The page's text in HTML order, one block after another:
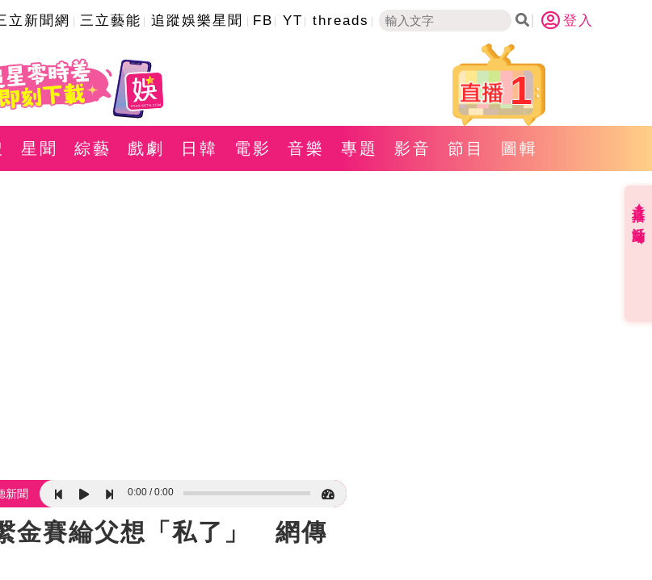
立新聞網 三立藝能 追蹤娛樂星聞 FB YT threads 登入
1
星聞 綜藝 戲劇 日韓 電影 音樂 專題 影音 節目 圖輯
新聞 0:00 0:00
金賽綸父想「私了」 網傳
直播✦活動